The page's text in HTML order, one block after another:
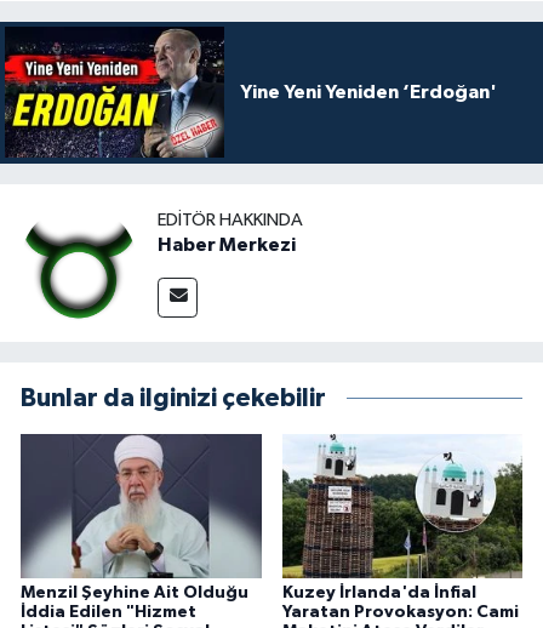
Yine Yeni Yeniden ‘Erdoğan'
EDITÖR HAKKINDA
Haber Merkezi
Bunlar da ilginizi çekebilir
Menzil Şeyhine Ait Olduğu
İddia Edilen "Hizmet
Kuzey İrlanda'da İnfial
Yaratan Provokasyon: Cami